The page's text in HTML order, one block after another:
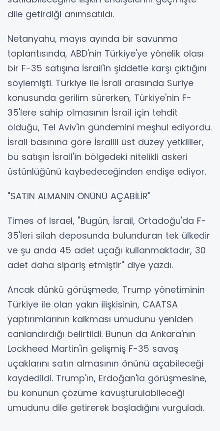
dile getirdiği anımsatıldı.
Netanyahu, mayıs ayında bir savunma
toplantısında, ABD'nin Türkiye'ye yönelik olası
bir F-35 satışına İsrail'in şiddetle karşı çıktığını
söylemişti. Türkiye ile İsrail arasında Suriye
konusunda gerilim sürerken, Türkiye'nin F-
35'lere sahip olmasının İsrail için tehdit
olduğu, Tel Aviv'in gündemini meşhul ediyordu.
İsrail basınına göre İsrailli üst düzey yetkililer,
bu satışın İsrail'in bölgedeki nitelikli askeri
üstünlüğünü kaybedeceğinden endişe ediyor.
"SATIN ALMANIN ÖNÜNÜ AÇABİLİR"
Times of Israel, "Bugün, İsrail, Ortadoğu'da F-
35'leri silah deposunda bulunduran tek ülkedir
ve şu anda 45 adet uçağı kullanmaktadır, 30
adet daha sipariş etmiştir" diye yazdı.
Ancak dünkü görüşmede, Trump yönetiminin
Türkiye ile olan yakın ilişkisinin, CAATSA
yaptırımlarının kalkması umudunu yeniden
canlandırdığı belirtildi. Bunun da Ankara'nın
Lockheed Martin'in gelişmiş F-35 savaş
uçaklarını satın almasının önünü açabileceği
kaydedildi. Trump'ın, Erdoğan'la görüşmesine,
bu konunun çözüme kavuşturulabileceği
umudunu dile getirerek başladığını vurguladı.